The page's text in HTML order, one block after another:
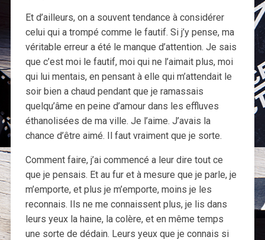
Et d’ailleurs, on a souvent tendance à considérer
celui qui a trompé comme le fautif. Si j’y pense, ma
véritable erreur a été le manque d’attention. Je sais
que c’est moi le fautif, moi qui ne l’aimait plus, moi
qui lui mentais, en pensant à elle qui m’attendait le
soir bien a chaud pendant que je ramassais
quelqu’âme en peine d’amour dans les effluves
éthanolisées de ma ville. Je l’aime. J’avais la
chance d’être aimé. Il faut vraiment que je sorte.
Comment faire, j’ai commencé a leur dire tout ce
que je pensais. Et au fur et à mesure que je parle, je
m’emporte, et plus je m’emporte, moins je les
reconnais. Ils ne me connaissent plus, je lis dans
leurs yeux la haine, la colère, et en même temps
une sorte de dédain. Leurs yeux que je connais si